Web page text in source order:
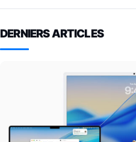
DERNIERS ARTICLES